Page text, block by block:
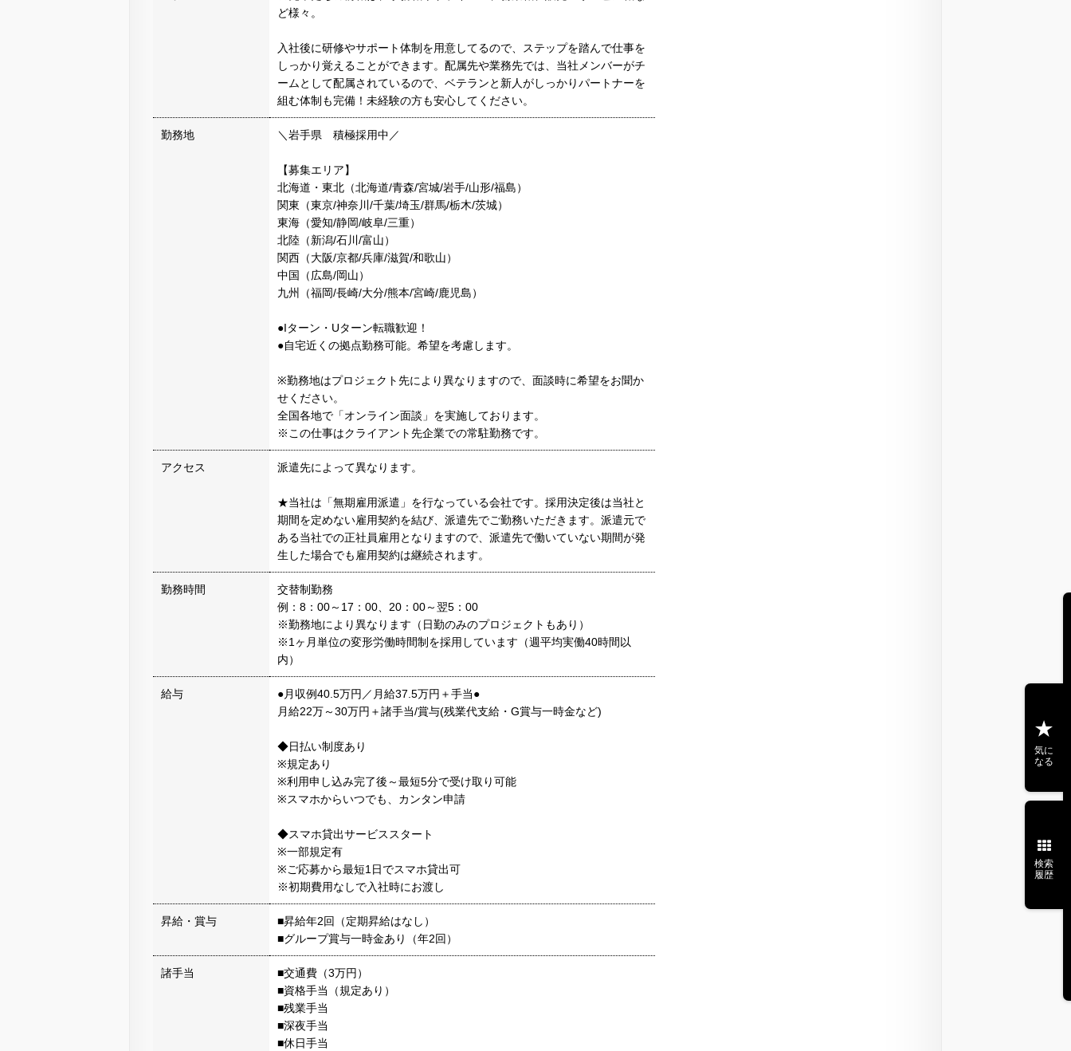
ど様々。
入社後に研修やサポート体制を用意してるので、ステップを踏んで仕事を
しっかり覚えることができます。配属先や業務先では、当社メンバーがチ
ームとして配属されているので、ベテランと新人がしっかりパートナーを
組む体制も完備！未経験の方も安心してください。
勤務地 ＼岩手県 積極採用中／
【募集エリア】
北海道・東北（北海道/青森/宮城/岩手/山形/福島）
関東（東京/神奈川/千葉/埼玉/群馬/栃木/茨城）
東海（愛知/静岡/岐阜/三重）
北陸（新潟/石川/富山）
関西（大阪/京都/兵庫/滋賀/和歌山）
中国（広島/岡山）
九州（福岡/長崎/大分/熊本/宮崎/鹿児島）
●Iターン・Uターン転職歓迎！
●自宅近くの拠点勤務可能。希望を考慮します。
※勤務地はプロジェクト先により異なりますので、面談時に希望をお聞か
せください。
全国各地で「オンライン面談」を実施しております。
※この仕事はクライアント先企業での常駐勤務です。
アクセス 派遣先によって異なります。
★当社は「無期雇用派遣」を行なっている会社です。採用決定後は当社と
期間を定めない雇用契約を結び、派遣先でご勤務いただきます。派遣元で
ある当社での正社員雇用となりますので、派遣先で働いていない期間が発
生した場合でも雇用契約は継続されます。
勤務時間
交替制勤務
例：8：00～17：00、20：00～翌5：00
※勤務地により異なります（日勤のみのプロジェクトもあり）
※1ヶ月単位の変形労働時間制を採用しています（週平均実働40時間以
内）
給与
●月収例40.5万円／月給37.5万円＋手当●
月給22万～30万円＋諸手当/賞与(残業代支給・G賞与一時金など)
◆日払い制度あり
※規定あり
※利用申し込み完了後～最短5分で受け取り可能
※スマホからいつでも、カンタン申請
◆スマホ貸出サービススタート
※一部規定有
※ご応募から最短1日でスマホ貸出可
※初期費用なしで入社時にお渡し
昇給・賞与
■昇給年2回（定期昇給はなし）
■グループ賞与一時金あり（年2回）
諸手当
■交通費（3万円）
■資格手当（規定あり）
■残業手当
■深夜手当
■休日手当
気に
なる
検索
履歴